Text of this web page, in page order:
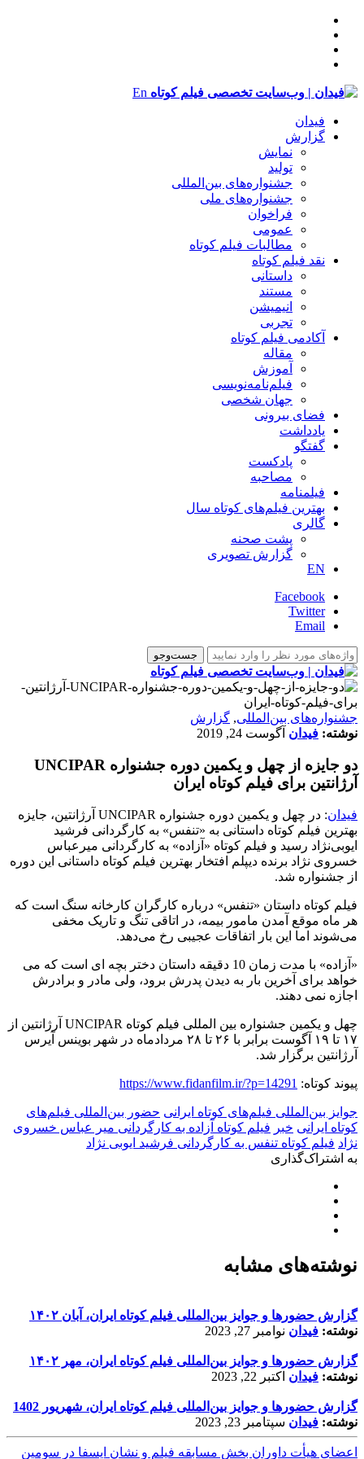
En
فیدان
گزارش
نمایش
تولید
‌‌جشنواره‌های بین‌المللی
جشنواره‌های ملی
فراخوان
عمومی
مطالبات فیلم کوتاه
نقد فیلم کوتاه
داستانی
مستند
انیمیشن
تجربی
آکادمی فیلم کوتاه
مقاله
آموزش
فیلم‌نامه‌نویسی
جهان شخصی
فضای بیرونی
یادداشت
گفتگو
پادکست
مصاحبه
فیلمنامه
بهترین فیلم‌های کوتاه سال
گالری
پشت صحنه
گزارش تصویری
EN
Facebook
Twitter
Email
‌‌جشنواره‌های بین‌المللی, گزارش
نوشته: فیدان آگوست 24, 2019
دو جایزه از چهل و یکمین دوره جشنواره UNCIPAR
آرژانتین برای فیلم کوتاه ایران
فیدان
: در چهل و یکمین دوره جشنواره UNCIPAR آرژانتین، جایزه
بهترین فیلم کوتاه داستانی به «تنفس» به کارگردانی فرشید
ایوبی‌نژاد رسید و فیلم کوتاه «آزاده» به کارگردانی میرعباس
خسروی نژاد برنده دیپلم افتخار بهترین فیلم کوتاه داستانی این دوره
از جشنواره شد.
فیلم کوتاه داستان «تنفس» درباره کارگران کارخانه سنگ است که
هر ماه موقع آمدن مامور بیمه، در اتاقی تنگ و تاریک مخفی
می‌شوند اما این بار اتفاقات عجیبی رخ می‌دهد.
«آزاده» با مدت ‌زمان 10 دقیقه داستان دختر بچه ای است که می
خواهد برای آخرین بار به دیدن پدرش برود، ولی مادر و برادرش
اجازه نمی دهند.
چهل و یکمین جشنواره بین المللی فیلم کوتاه UNCIPAR آرژانتین از
۱۷ تا ۱۹ آگوست برابر با ۲۶ تا ۲۸ مردادماه در شهر بوینس آیرس
آرژانتین برگزار شد.
پیوند کوتاه: https://www.fidanfilm.ir/?p=14291
جوایز بین‌المللی فیلم‌های کوتاه ایرانی حضور بین‌المللی فیلم‌های
کوتاه ایرانی خبر فیلم کوتاه آزاده به کارگردانی میر عباس خسروی
نژاد فیلم کوتاه تنفس به کارگردانی فرشید ایوبی نژاد
به اشتراک‌گذاری
نوشته‌های مشابه
گزارش حضورها و جوایز بین‌المللی فیلم کوتاه ایران، آبان ۱۴۰۲
نوشته: فیدان نوامبر 27, 2023
گزارش حضورها و جوایز بین‌المللی فیلم کوتاه ایران، مهر ۱۴۰۲
نوشته: فیدان اکتبر 22, 2023
گزارش حضورها و جوایز بین‌المللی فیلم کوتاه ایران، شهریور 1402
نوشته: فیدان سپتامبر 23, 2023
اعضای هیأت داوران بخش مسابقه فیلم و نشان ایسفا در سومین